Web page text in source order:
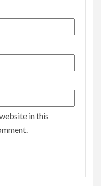
in this